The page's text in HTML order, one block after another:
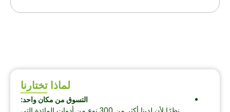
لماذا تختارنا
التسوق من مكان واحد: